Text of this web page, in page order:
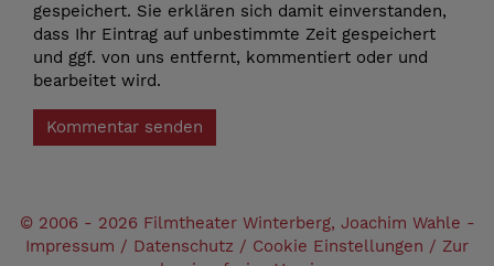
gespeichert. Sie erklären sich damit einverstanden,
dass Ihr Eintrag auf unbestimmte Zeit gespeichert
und ggf. von uns entfernt, kommentiert oder und
bearbeitet wird.
Kommentar senden
© 2006 - 2026 Filmtheater Winterberg, Joachim Wahle -
Impressum / Datenschutz / Cookie Einstellungen / Zur